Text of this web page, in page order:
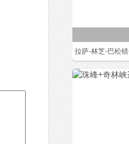
拉萨-林芝-巴松